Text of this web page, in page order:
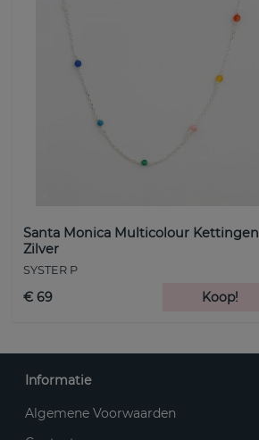
Santa Monica Multicolour Kettingen
Zilver
SYSTER P
€ 69 Koop!
Informatie
Algemene Voorwaarden